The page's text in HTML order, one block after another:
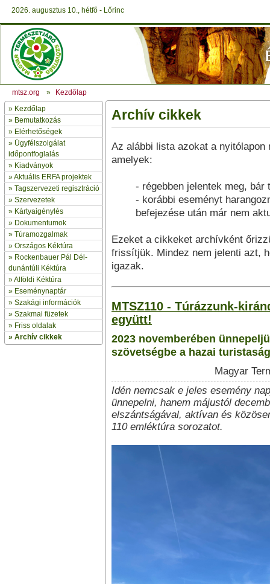
2026. augusztus 10., hétfő - Lőrinc
mtsz.org »
Kezdőlap
» Kezdőlap
» Bemutatkozás
» Elérhetőségek
» Ügyfélszolgálat
időpontfoglalás
» Kiadványok
»Aktuális ERFA projektek
» Tagszervezeti regisztráció
» Szervezetek
» Kártyaigénylés
» Dokumentumok
» Túramozgalmak
» Országos Kéktúra
» Rockenbauer Pál Dél-
dunántúli Kéktúra
»Alföldi Kéktúra
» Eseménynaptár
» Szakági információk
» Szakmai füzetek
» Friss oldalak
» Archív cikkek
Archív cikkek
Az alábbi lista azokat a
amelyek:
- régebben jelentek meg,
- korábbi eseményt
befejezése után már nem
Ezeket a cikkeket archívként
frissítjük. Mindez nem jelenti azt,
igazak.
MTSZ110 - Túrázzunk-
együtt!
2023 novemberében
szövetségbe a hazai
Magyar
Idén nemcsak e jeles esemény
ünnepelni, hanem májustól
elszántságával, aktívan és
110 emléktúra sorozatot.